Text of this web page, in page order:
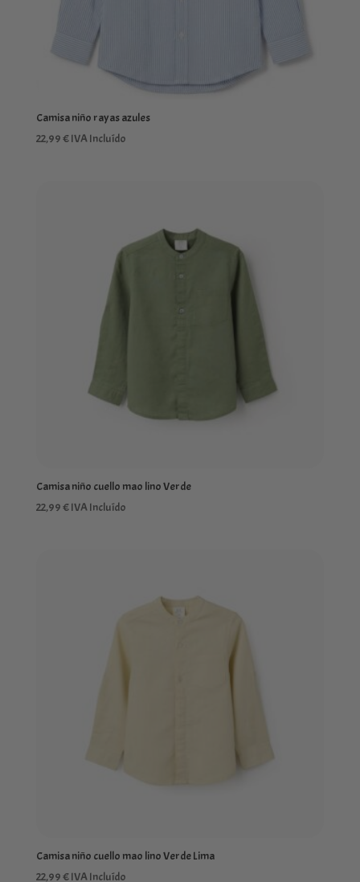
Camisa niño rayas azules
22,99€IVA Incluído
Camisa niño cuello mao lino Verde
22,99€IVA Incluído
Camisa niño cuello mao lino Verde Lima
22,99€IVA Incluído